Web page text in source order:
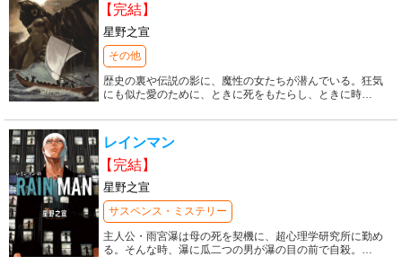
【完結】
星野之宣
その他
歴史の裏や伝説の影に、魔性の女たちが潜んでいる。狂気
にも似た愛のために、ときに死をもたらし、ときに時…
レインマン
【完結】
星野之宣
サスペンス・ミステリー
主人公・雨宮瀑は母の死を契機に、超心理学研究所に勤め
る。そんな時、瀑に瓜二つの男が瀑の目の前で自殺。 …